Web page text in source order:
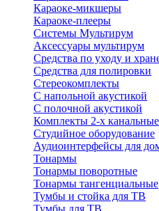
Караоке-микшеры
Караоке-плееры
Системы Мультирум
Аксессуары мультирум
Средства по уходу и
Средства для полировки
Стереокомплекты
C напольной акустикой
C полочной акустикой
Комплекты 2-х канальные
Студийное оборудование
Аудиоинтерфейсы для
Тонармы
Тонармы поворотные
Тонармы тангенциальные
Тумбы и стойка для ТВ
Тумбы для ТВ